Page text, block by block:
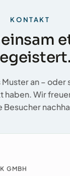
KONTAKT
an – oder
Wir
Besucher
GMBH